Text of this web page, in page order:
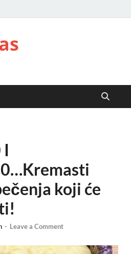
I
koji će
- Leave a Comment